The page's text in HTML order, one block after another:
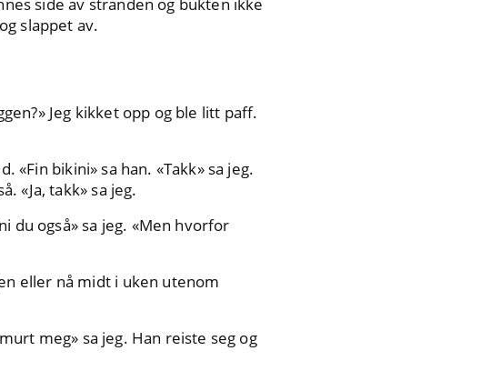
side av stranden og bukten ikke
slappet av.
Jeg kikket opp og ble litt paff.
«Fin bikini» sa han. «Takk» sa jeg.
«Ja, takk» sa jeg.
du også» sa jeg. «Men hvorfor
eller nå midt i uken utenom
meg» sa jeg. Han reiste seg og